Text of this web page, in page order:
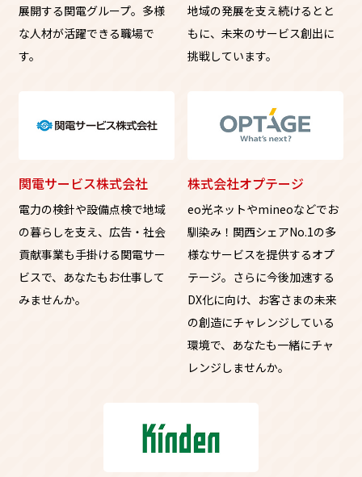
展開する関電グループ。多様
な人材が活躍できる職場で
す。
地域の発展を支え続けるとと
もに、未来のサービス創出に
挑戦しています。
関電サービス株式会社
電力の検針や設備点検で地域
の暮らしを支え、広告・社会
貢献事業も手掛ける関電サー
ビスで、あなたもお仕事して
みませんか。
株式会社オプテージ
eo光ネットやmineoなどでお
馴染み！関西シェアNo.1の多
様なサービスを提供するオプ
テージ。さらに今後加速する
DX化に向け、お客さまの未来
の創造にチャレンジしている
環境で、あなたも一緒にチャ
レンジしませんか。